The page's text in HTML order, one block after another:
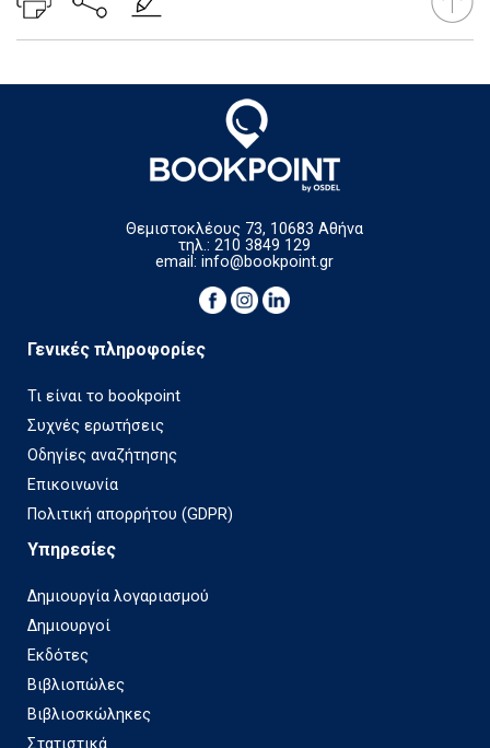
Θεμιστοκλέους 73, 10683 Αθήνα
τηλ.: 210 3849 129
email:info@bookpoint.gr
Γενικές πληροφορίες
Τι είναι το bookpoint
Συχνές ερωτήσεις
Οδηγίες αναζήτησης
Επικοινωνία
Πολιτική απορρήτου (GDPR)
Υπηρεσίες
Δημιουργία λογαριασμού
Δημιουργοί
Εκδότες
Βιβλιοπώλες
Βιβλιοσκώληκες
Στατιστικά